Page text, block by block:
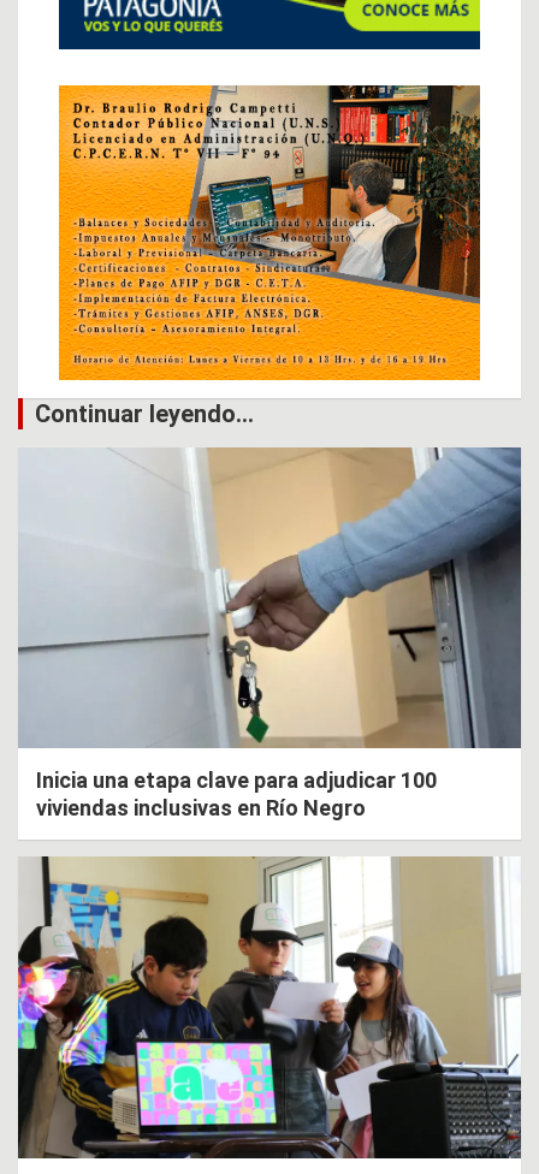
Continuar leyendo...
Inicia una etapa clave para adjudicar 100
viviendas inclusivas en Río Negro